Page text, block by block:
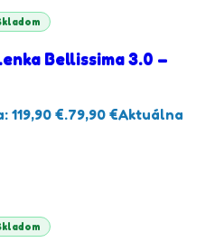
Bellissima 3.0 –
119,90 €.79,90 €Aktuálna